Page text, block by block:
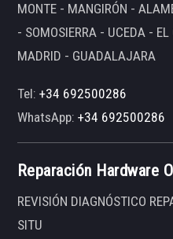
MONTE - MANGIRÓN -
- SOMOSIERRA - UCEDA -
MADRID - GUADALAJARA
Tel:+34 692500286
WhatsApp:+34 692500286
Reparación Hardware
REVISIÓN DIAGNÓSTICO
SITU